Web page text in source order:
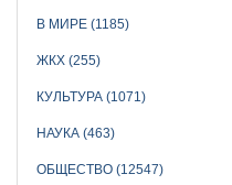
В МИРЕ (1185)
ЖКХ (255)
КУЛЬТУРА (1071)
НАУКА (463)
ОБЩЕСТВО (12547)